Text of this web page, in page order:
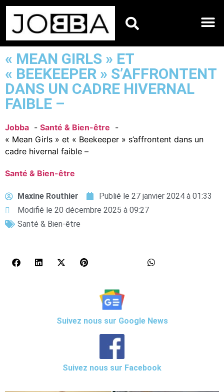
« MEAN GIRLS » ET
« BEEKEEPER » S’AFFRONTENT
DANS UN CADRE HIVERNAL
FAIBLE –
Jobba
Santé & Bien-être
« Mean Girls » et « Beekeeper » s’affrontent dans un
cadre hivernal faible –
Santé & Bien-être
Maxine Routhier Publié le 27 janvier 2024 à 01:33
Modifié le 20 décembre 2025 à 09:27
Santé & Bien-être
Suivez nous sur Google News
Suivez nous sur Facebook